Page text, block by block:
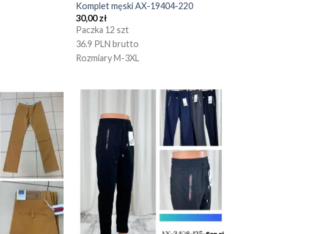
Komplet męski AX-19404-220
30,00zł
Paczka 12 szt
36.9 PLN brutto
Rozmiary M-3XL